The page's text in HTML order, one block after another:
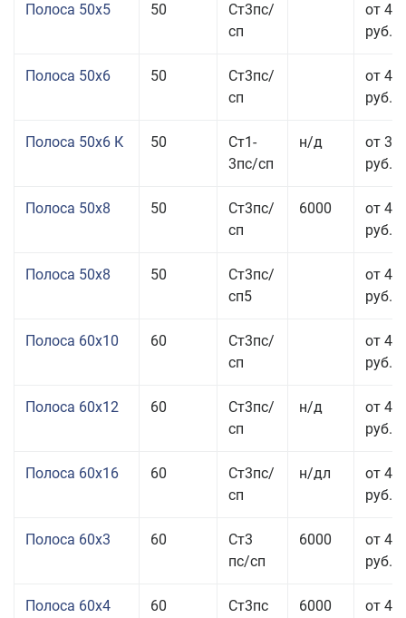
Полоса 50x5 50
Ст3пс/
сп
от 43
руб.
Полоса 50x6 50
Ст3пс/
сп
от 43
руб.
Полоса 50x6 К 50
Ст1-
3пс/сп
н/д
от 35
руб.
Полоса 50x8 50
Ст3пс/
сп
6000
от 43
руб.
Полоса 50x8 50
Ст3пс/
сп5
от 43
руб.
Полоса 60x10 60
Ст3пс/
сп
от 42
руб.
Полоса 60x12 60
Ст3пс/
сп
н/д
от 46
руб.
Полоса 60x16 60
Ст3пс/
сп
н/дл
от 48
руб.
Полоса 60x3 60
Ст3
пс/сп
6000
от 46
руб.
Полоса 60x4 60 Ст3пс 6000
от 45